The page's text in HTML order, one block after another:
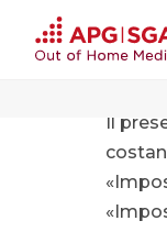
Chi
Il